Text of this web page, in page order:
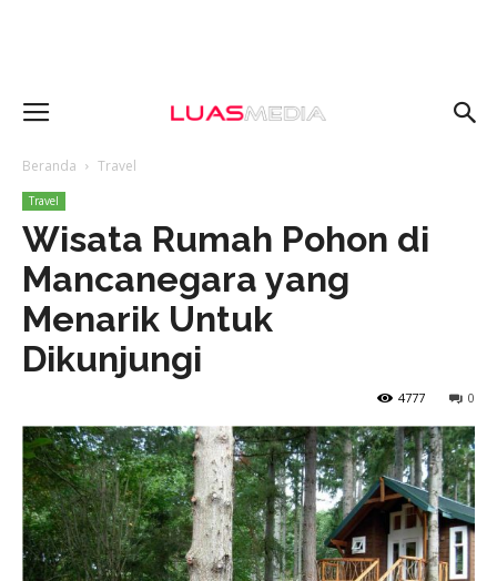
Beranda Travel
Travel
Wisata Rumah Pohon di
Mancanegara yang
Menarik Untuk
Dikunjungi
0
4777